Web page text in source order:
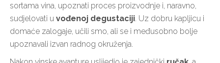
sortama vina, upoznati proces proizvodnje i, naravno,
sudjelovati u vođenoj degustaciji. Uz dobru kapljicu i
domaće zalogaje, učili smo, ali se i međusobno bolje
upoznavali izvan radnog okruženja.